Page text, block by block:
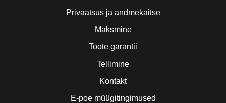
Privaatsus ja andmekaitse
Maksmine
Toote garantii
Tellimine
Kontakt
E-poe müügitingimused